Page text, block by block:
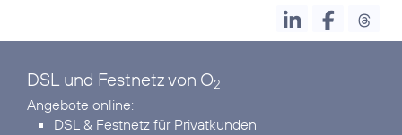
DSL und Festnetz von O2
DSL & Festnetz für Privatkunden